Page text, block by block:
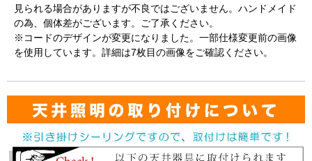
見られる場合がありますが不良ではございません。ハンドメイド
の為、個体差がございます。ご了承ください。
※コードのデザインが変更になりました。一部仕様変更前の画像
を使用しています。詳細は7枚目の画像をご確認ください。